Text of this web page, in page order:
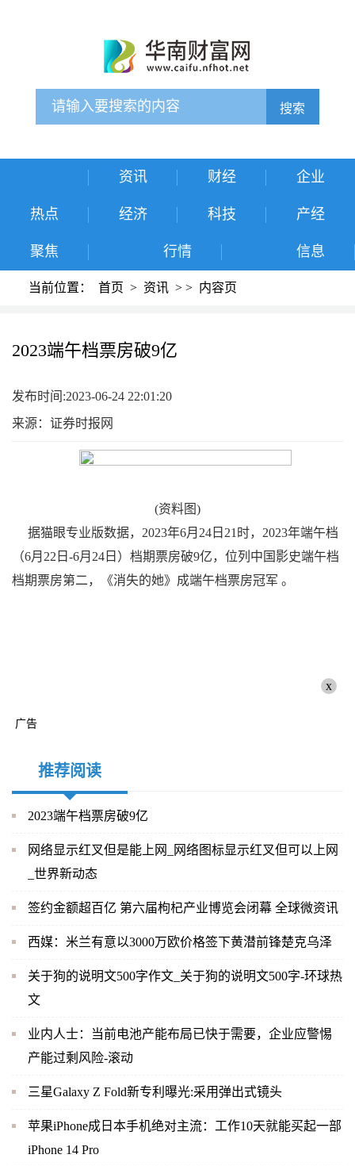
搜索
资讯 财经 企业
热点 经济 科技 产经
聚焦 行情 信息
当前位置： 首页 > 资讯 > > 内容页
2023端午档票房破9亿
发布时间:2023-06-24 22:01:20
来源：证券时报网
(资料图)
据猫眼专业版数据，2023年6月24日21时，2023年端午档
（6月22日-6月24日）档期票房破9亿，位列中国影史端午档
档期票房第二，《消失的她》成端午档票房冠军 。
x
广告
推荐阅读
2023端午档票房破9亿
网络显示红叉但是能上网_网络图标显示红叉但可以上网
_世界新动态
签约金额超百亿 第六届枸杞产业博览会闭幕 全球微资讯
西媒：米兰有意以3000万欧价格签下黄潜前锋楚克乌泽
关于狗的说明文500字作文_关于狗的说明文500字-环球热
文
业内人士：当前电池产能布局已快于需要，企业应警惕
产能过剩风险-滚动
三星Galaxy Z Fold新专利曝光:采用弹出式镜头
苹果iPhone成日本手机绝对主流：工作10天就能买起一部
iPhone 14 Pro